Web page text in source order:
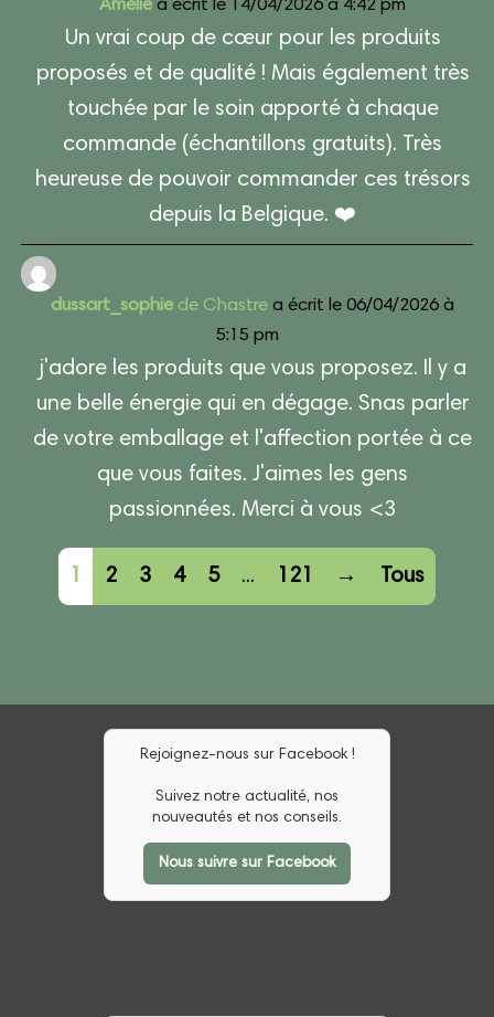
Amélie a écrit le 14/04/2026 à 4:42 pm
Un vrai coup de cœur pour les produits
proposés et de qualité ! Mais également très
touchée par le soin apporté à chaque
commande (échantillons gratuits). Très
heureuse de pouvoir commander ces trésors
depuis la Belgique. ❤️
dussart_sophie de Chastre a écrit le 06/04/2026 à
5:15 pm
j'adore les produits que vous proposez. Il y a
une belle énergie qui en dégage. Snas parler
de votre emballage et l'affection portée à ce
que vous faites. J'aimes les gens
passionnées. Merci à vous <3
Navigation
dans
1 2 3 4 5 ... 121 → Tous
Rejoignez-nous sur Facebook !
Suivez notre actualité, nos
nouveautés et nos conseils.
Nous suivre sur Facebook